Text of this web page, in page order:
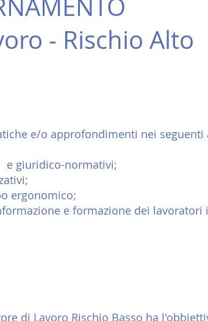
- Rischio Alto
e/o approfondimenti nei seguenti
e giuridico-normativi;
ergonomico;
e formazione dei
di Lavoro Rischio Basso ha